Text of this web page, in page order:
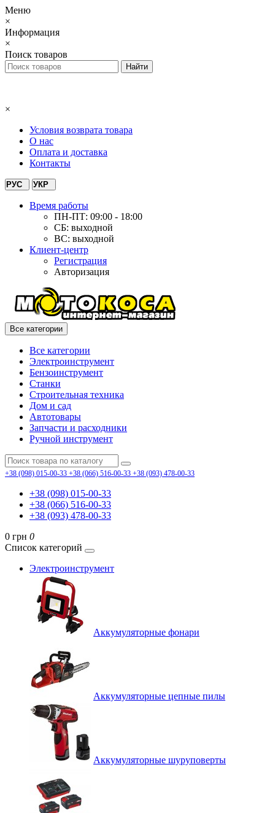
Меню
×
Информация
×
Поиск товаров
×
Условия возврата товара
О нас
Оплата и доставка
Контакты
РУС УКР
Время работы
ПН-ПТ: 09:00 - 18:00
СБ: выходной
ВС: выходной
Клиент-центр
Регистрация
Авторизация
Все категории
Все категории
Электроинструмент
Бензоинструмент
Станки
Строительная техника
Дом и сад
Автотовары
Запчасти и расходники
Ручной инструмент
+38 (098) 015-00-33 +38 (066) 516-00-33 +38 (093) 478-00-33
+38 (098) 015-00-33
+38 (066) 516-00-33
+38 (093) 478-00-33
0 грн 0
Список категорий
Электроинструмент
Аккумуляторные фонари
Аккумуляторные цепные пилы
Аккумуляторные шуруповерты